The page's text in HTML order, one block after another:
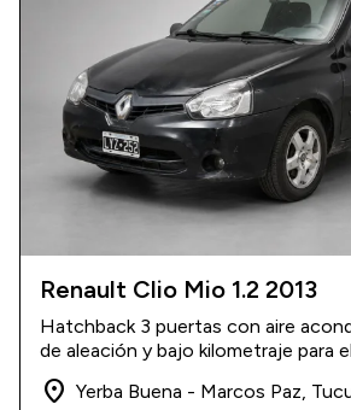
2013 45.000 km
$ 11.500.000
Renault Clio Mio 1.2 2013
Hatchback 3 puertas con aire
de aleación y bajo kilometraje para
place Yerba Buena - Marcos Paz,